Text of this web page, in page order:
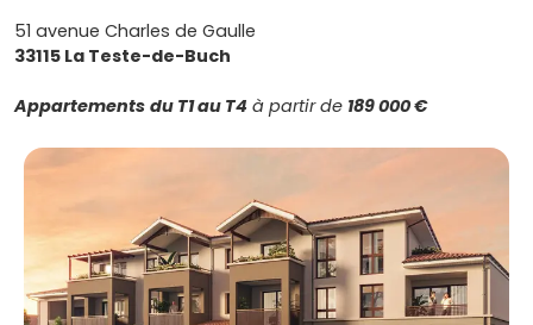
51 avenue Charles de Gaulle
33115 La Teste-de-Buch
Appartements du T1 au T4 à partir de 189 000 €